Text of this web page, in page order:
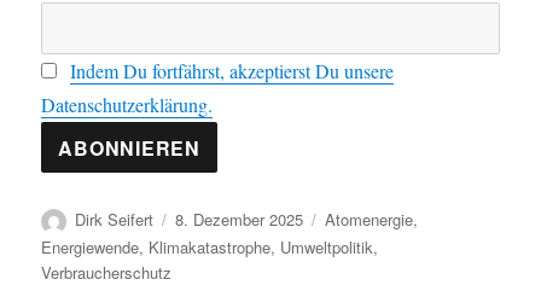
Indem Du fortfährst, akzeptierst Du unsere
Datenschutzerklärung.
Autor
Dirk Seifert
Veröffentlicht
am
8. Dezember 2025 Kategorien
Atomenergie,
Energiewende, Klimakatastrophe, Umweltpolitik,
Verbraucherschutz